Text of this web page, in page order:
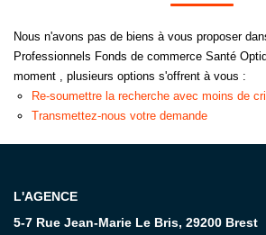
ESTIMER
GERER
NOTRE AGENCE
Créer une alerte
Nous n'avons pas de biens à vous proposer
Professionnels Fonds de commerce Santé
moment , plusieurs options s'offrent à vous :
Re-soumettre la recherche avec moins de
Transmettez-nous votre demande
L'AGENCE
5-7 Rue Jean-Marie Le Bris, 29200 Brest